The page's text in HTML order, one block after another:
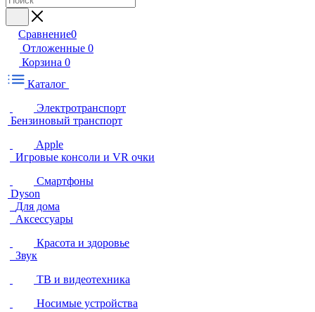
Сравнение0
Отложенные 0
Корзина 0
Каталог
Электротранспорт
Бензиновый транспорт
Apple
Игровые консоли и VR очки
Смартфоны
Dyson
Для дома
Аксессуары
Красота и здоровье
Звук
ТВ и видеотехника
Носимые устройства